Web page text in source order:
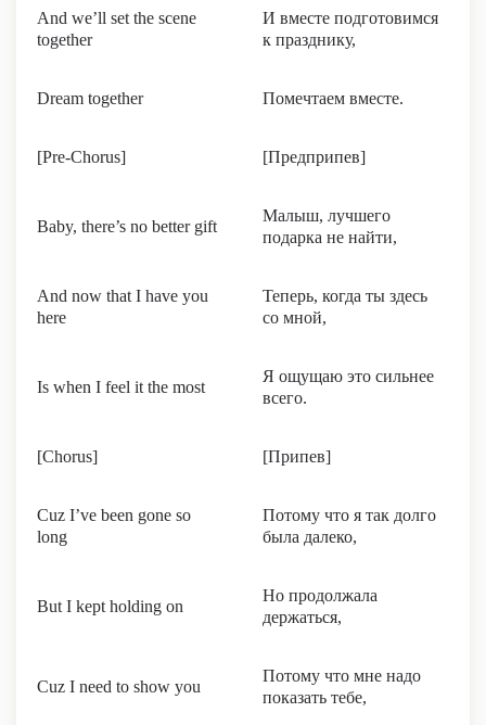
And we’ll set the scene
together
И вместе подготовимся
к празднику,
Dream together Помечтаем вместе.
[Pre-Chorus] [Предприпев]
Baby, there’s no better gift
Малыш, лучшего
подарка не найти,
And now that I have you
here
Теперь, когда ты здесь
со мной,
Is when I feel it the most
Я ощущаю это сильнее
всего.
[Chorus] [Припев]
Cuz I’ve been gone so
long
Потому что я так долго
была далеко,
But I kept holding on
Но продолжала
держаться,
Cuz I need to show you
Потому что мне надо
показать тебе,